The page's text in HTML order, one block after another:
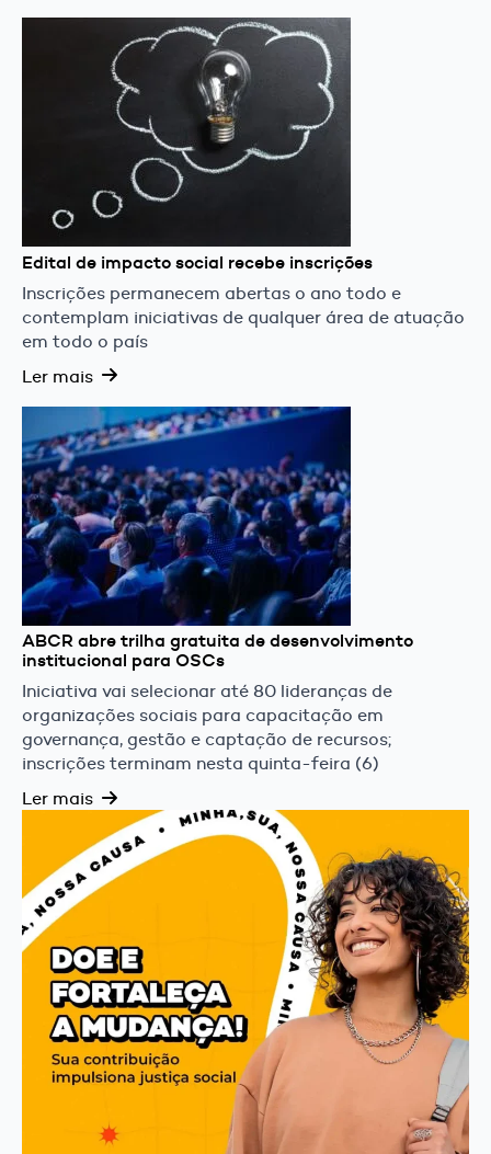
Edital de impacto social recebe inscrições
Inscrições permanecem abertas o ano todo e
contemplam iniciativas de qualquer área de atuação
em todo o país
Ler mais
ABCR abre trilha gratuita de desenvolvimento
institucional para OSCs
Iniciativa vai selecionar até 80 lideranças de
organizações sociais para capacitação em
governança, gestão e captação de recursos;
inscrições terminam nesta quinta-feira (6)
Ler mais